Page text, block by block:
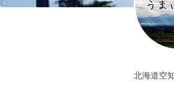
北海道空